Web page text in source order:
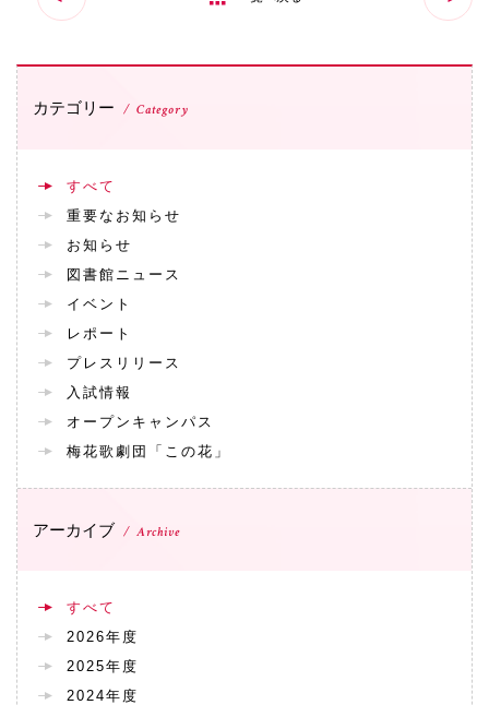
カテゴリー Category
すべて
重要なお知らせ
お知らせ
図書館ニュース
イベント
レポート
プレスリリース
入試情報
オープンキャンパス
梅花歌劇団「この花」
アーカイブ Archive
すべて
2026年度
2025年度
2024年度